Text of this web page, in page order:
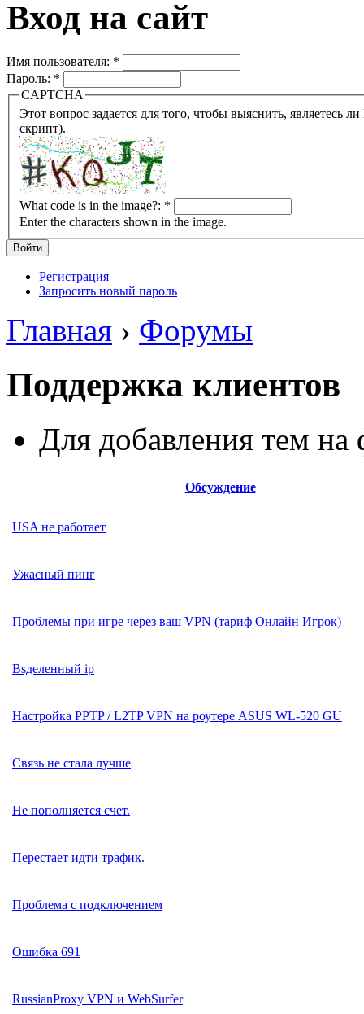
Вход на сайт
Имя пользователя: *
Пароль: *
CAPTCHA
Этот вопрос задается для того, чтобы выяснить, являетесь ли Вы человеком или представляете из себя робота
скрипт).
What code is in the image?: *
Enter the characters shown in the image.
Регистрация
Запросить новый пароль
Главная › Форумы
Поддержка клиентов
Для добавления тем
Обсуждение
USA не работает
Ужасный пинг
Проблемы при игре через ваш VPN (тариф Онлайн Игрок)
Вsделенный ip
Настройка PPTP / L2TP VPN на роутере ASUS WL-520 GU
Связь не стала лучше
Не пополняется счет.
Перестает идти трафик.
Проблема с подключением
Ошибка 691
RussianProxy VPN и WebSurfer